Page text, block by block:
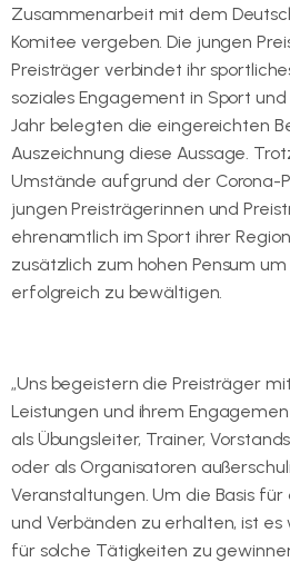
Zusammenarbeit mit dem
Komitee vergeben. Die jungen
Preisträger verbindet ihr
soziales Engagement in Sport
Jahr belegten die eingereichten
Auszeichnung diese Aussage.
Umstände aufgrund der Corona-
jungen Preisträgerinnen und
ehrenamtlich im Sport ihrer
zusätzlich zum hohen Pensum
erfolgreich zu bewältigen.
„Uns begeistern die Preisträger
Leistungen und ihrem
als Übungsleiter, Trainer,
oder als Organisatoren
Veranstaltungen. Um die Basis für
und Verbänden zu erhalten, ist es
für solche Tätigkeiten zu